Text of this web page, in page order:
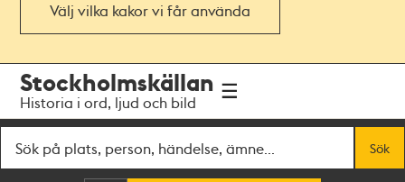
Välj vilka kakor vi får använda
navigationen
huvudinnehållet
Stockholmskällan
Historia i ord, ljud och bild
Sök